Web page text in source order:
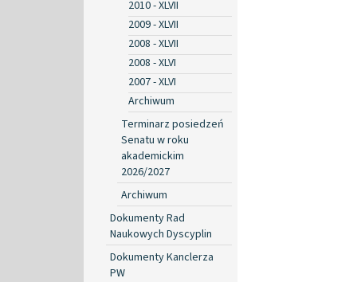
2010 - XLVII
2009 - XLVII
2008 - XLVII
2008 - XLVI
2007 - XLVI
Archiwum
Terminarz posiedzeń
Senatu w roku
akademickim
2026/2027
Archiwum
Dokumenty Rad
Naukowych Dyscyplin
Dokumenty Kanclerza
PW